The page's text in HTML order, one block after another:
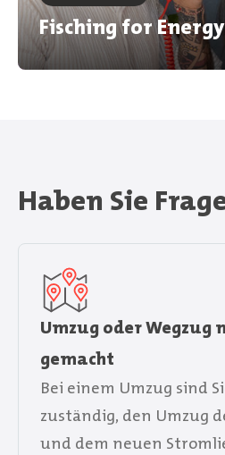
Fisching for
Haben Sie
Umzug oder Wegzug
gemacht
Bei einem Umzug sind
zuständig, den Umzug
und dem neuen